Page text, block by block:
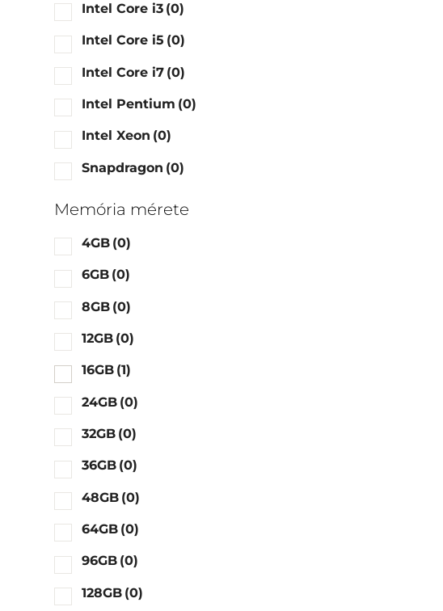
Intel Core i3 (0)
Intel Core i5 (0)
Intel Core i7 (0)
Intel Pentium (0)
Intel Xeon (0)
Snapdragon (0)
Memória mérete
4GB (0)
6GB (0)
8GB (0)
12GB (0)
16GB (1)
24GB (0)
32GB (0)
36GB (0)
48GB (0)
64GB (0)
96GB (0)
128GB (0)